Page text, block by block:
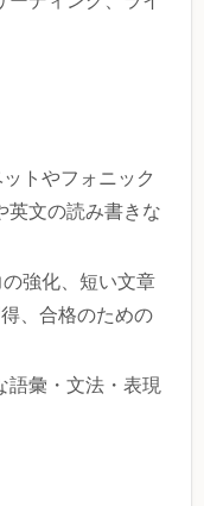
トやフォニック
英文の読み書きな
強化、短い文章
、合格のための
語彙・文法・表現